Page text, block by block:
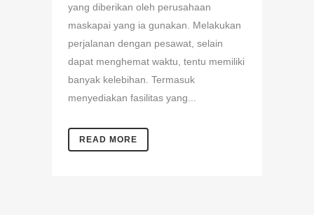
yang diberikan oleh perusahaan
maskapai yang ia gunakan. Melakukan
perjalanan dengan pesawat, selain
dapat menghemat waktu, tentu memiliki
banyak kelebihan. Termasuk
menyediakan fasilitas yang...
READ MORE